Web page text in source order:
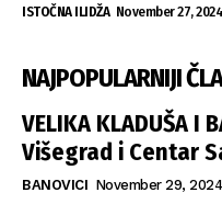
ISTOČNA ILIDŽA November 27, 2024
NAJPOPULARNIJI
VELIKA KLADUŠA I
Višegrad i Centar
BANOVICI November 29, 2024